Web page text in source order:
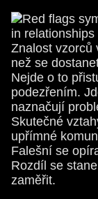
Znalost vzorců
než se
Nejde o to
podezřením.
naznačují
Skutečné
upřímné
Falešní se
Rozdíl se
zaměřit.